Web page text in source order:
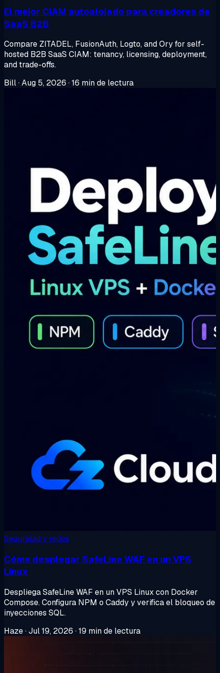
El mejor CIAM autoalojado para creadores de
SaaS B2B
Compare ZITADEL, FusionAuth, Logto, and Ory for self-
hosted B2B SaaS CIAM: tenancy, licensing, deployment,
and trade-offs.
Bill·Aug 5, 2026 ·16 min de lectura
Seguridad y redes
Cómo desplegar SafeLine WAF en un VPS
Linux
Despliega SafeLine WAF en un VPS Linux con Docker
Compose. Configura NPM o Caddy y verifica el bloqueo de
inyecciones SQL.
Haze·Jul 19, 2026 ·19 min de lectura